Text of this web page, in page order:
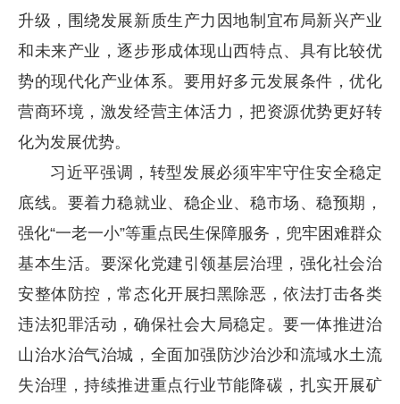
升级，围绕发展新质生产力因地制宜布局新兴产业
和未来产业，逐步形成体现山西特点、具有比较优
势的现代化产业体系。要用好多元发展条件，优化
营商环境，激发经营主体活力，把资源优势更好转
化为发展优势。
习近平强调，转型发展必须牢牢守住安全稳定
底线。要着力稳就业、稳企业、稳市场、稳预期，
强化“一老一小”等重点民生保障服务，兜牢困难群众
基本生活。要深化党建引领基层治理，强化社会治
安整体防控，常态化开展扫黑除恶，依法打击各类
违法犯罪活动，确保社会大局稳定。要一体推进治
山治水治气治城，全面加强防沙治沙和流域水土流
失治理，持续推进重点行业节能降碳，扎实开展矿